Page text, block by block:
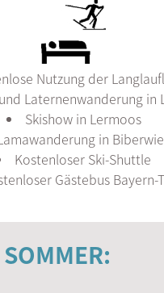
Nutzung der
Laternenwanderung in
Skishow in Lermoos
in
Kostenloser Ski-Shuttle
Gästebus Bayern-
SOMMER: